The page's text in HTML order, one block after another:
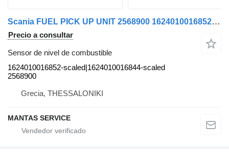
Scania FUEL PICK UP UNIT 2568900 1624010016852-scaled|1624010016844-scaled sensor de nivel de combustible para Scania camión
Precio a consultar
Sensor de nivel de combustible
1624010016852-scaled|1624010016844-scaled
2568900
Grecia, THESSALONIKI
MANTAS SERVICE